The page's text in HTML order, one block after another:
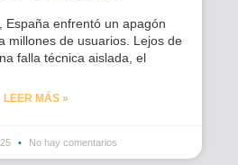
España enfrentó un apagón
millones de usuarios. Lejos de
falla técnica aislada, el
LEER MÁS »
No hay comentarios